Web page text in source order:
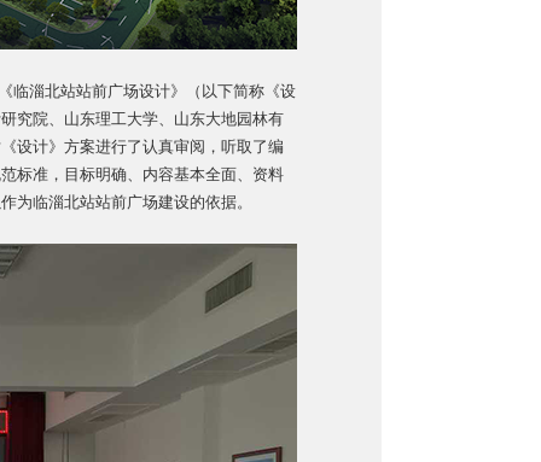
临淄北站站前广场设计》（以下简称《设
究院、山东理工大学、山东大地园林有
设计》方案进行了认真审阅，听取了编
标准，目标明确、内容基本全面、资料
为临淄北站站前广场建设的依据。